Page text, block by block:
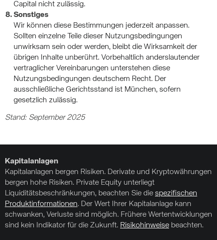
Capital nicht zulässig.
Sonstiges
Wir können diese Bestimmungen jederzeit anpassen.
Sollten einzelne Teile dieser Nutzungsbedingungen
unwirksam sein oder werden, bleibt die Wirksamkeit der
übrigen Inhalte unberührt. Vorbehaltlich anderslautender
vertraglicher Vereinbarungen unterstehen diese
Nutzungsbedingungen deutschem Recht. Der
ausschließliche Gerichtsstand ist München, sofern
gesetzlich zulässig.
Stand: September 2025
Kapitalanlagen
Kapitalanlagen bergen Risiken. Derivate und Kryptowährungen
bergen hohe Risiken. Private Equity unterliegt
Liquiditätsbeschränkungen, beachten Sie die spezifischen
Produktinformationen. Der Wert Ihrer Kapitalanlage kann
schwanken, Verluste sind möglich. Frühere Wertentwicklungen
sind kein Indikator für die Zukunft. Risikohinweise beachten.